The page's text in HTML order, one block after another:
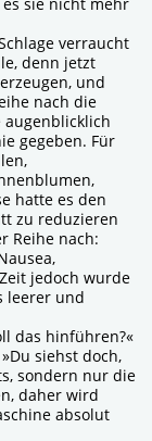
verraucht
denn jetzt
und
nach die
augenblicklich
gegeben. Für
hatte es den
zu reduzieren
Reihe nach:
jedoch wurde
leerer und
das hinführen?«
siehst doch,
sondern nur die
daher wird
absolut